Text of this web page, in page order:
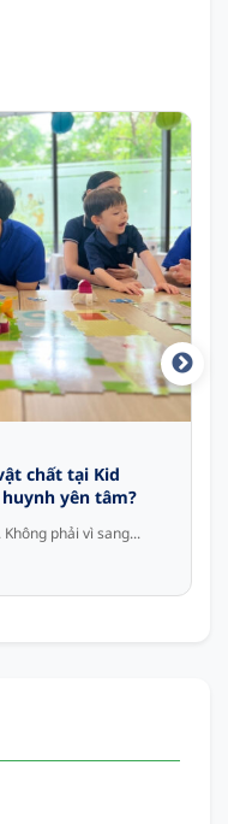
chất tại Kid
yên tâm?
phải vì sang...